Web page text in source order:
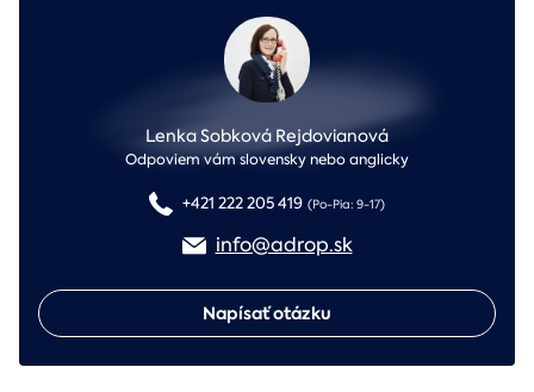
Lenka Sobková Rejdovianová
Odpoviem vám slovensky nebo anglicky
+421 222 205 419 (Po-Pia: 9-17)
info@adrop.sk
Napísať otázku